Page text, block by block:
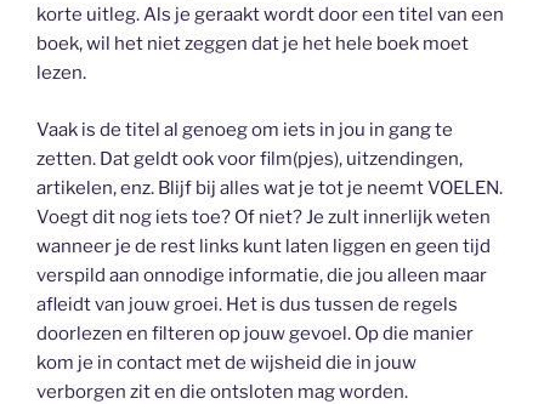
korte uitleg. Als je geraakt wordt door een titel van een
boek, wil het niet zeggen dat je het hele boek moet
lezen.
Vaak is de titel al genoeg om iets in jou in gang te
zetten. Dat geldt ook voor film(pjes), uitzendingen,
artikelen, enz. Blijf bij alles wat je tot je neemt VOELEN.
Voegt dit nog iets toe? Of niet? Je zult innerlijk weten
wanneer je de rest links kunt laten liggen en geen tijd
verspild aan onnodige informatie, die jou alleen maar
afleidt van jouw groei. Het is dus tussen de regels
doorlezen en filteren op jouw gevoel. Op die manier
kom je in contact met de wijsheid die in jouw
verborgen zit en die ontsloten mag worden.